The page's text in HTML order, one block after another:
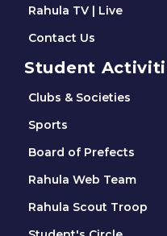
Rahula TV | Live
Contact Us
Student
Clubs & Societies
Sports
Board of Prefects
Rahula Web Team
Rahula Scout Troop